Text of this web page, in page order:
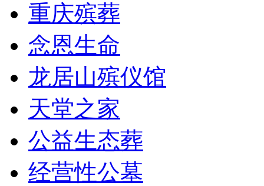
重庆殡葬
念恩生命
龙居山殡仪馆
天堂之家
公益生态葬
经营性公墓